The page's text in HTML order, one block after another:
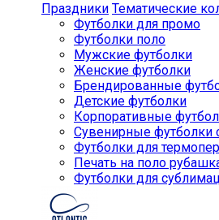
Праздники Тематические
Футболки для промо
Футболки поло
Мужские футболки
Женские футболки
Брендированные
Детские футболки
Корпоративные
Сувенирные футболки
Футболки для
Печать на поло
Футболки для